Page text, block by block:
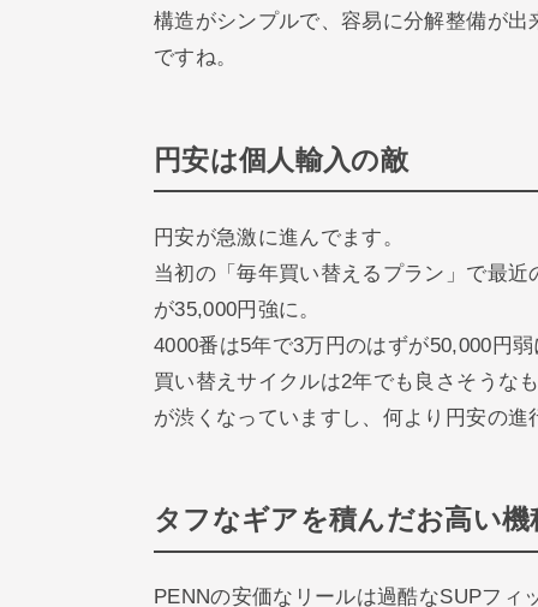
構造がシンプルで、容易に分解整備が
ですね。
円安は個人輸入の敵
円安が急激に進んでます。
当初の「毎年買い替えるプラン」で最
が35,000円強に。
4000番は5年で3万円のはずが50,000円
買い替えサイクルは2年でも良さそうな
が渋くなっていますし、何より円安の
タフなギアを積んだお高い
PENNの安価なリールは過酷なSUPフ